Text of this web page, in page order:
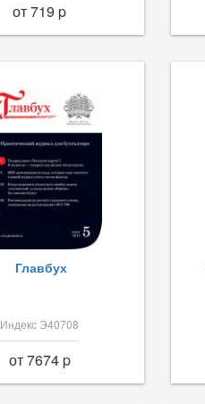
от 719 p
Главбух
Индекс Э40708
от 7674 p